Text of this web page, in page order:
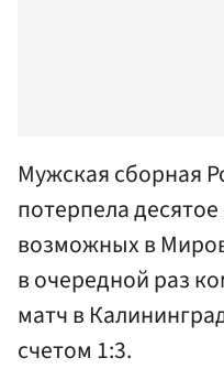
Мужская сборная
потерпела
возможных в
в очередной раз
матч в
счетом 1:3.